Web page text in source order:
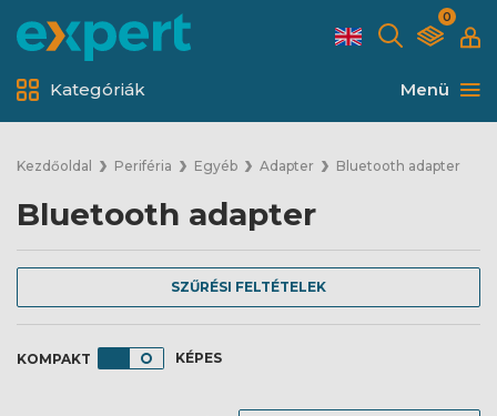
0
Menü
Kategóriák
Kezdőoldal Periféria Egyéb Adapter Bluetooth adapter
Bluetooth adapter
SZŰRÉSI FELTÉTELEK
KÉPES